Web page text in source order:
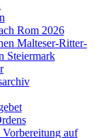
Rom 2026
Malteser-Ritter-
Steiermark
auf